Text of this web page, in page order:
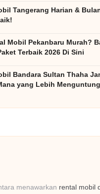
Tangerang Harian &
Mobil Pekanbaru Murah?
Terbaik 2026 Di Sini
Bandara Sultan Thaha
yang Lebih
menawarkan rental mobil